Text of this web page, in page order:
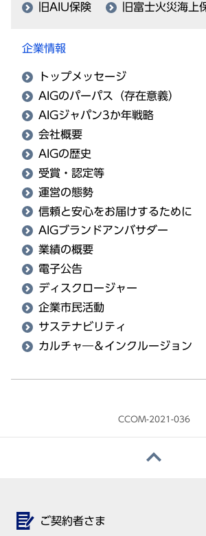
旧AIU保険 旧富士火災海上
企業情報
トップメッセージ
AIGのパーパス（存在意義）
AIGジャパン3か年戦略
会社概要
AIGの歴史
受賞・認定等
運営の態勢
信頼と安心をお届けするために
AIGブランドアンバサダー
業績の概要
電子公告
ディスクロージャー
企業市民活動
サステナビリティ
カルチャ―＆インクルージョン
CCOM-2021-036
ご契約者さま